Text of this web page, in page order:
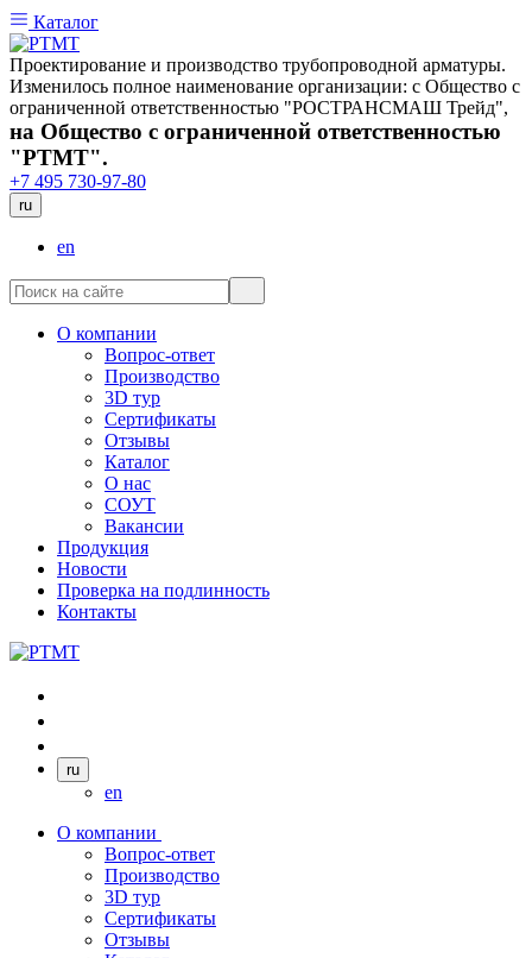
Каталог
Проектирование и производство трубопроводной арматуры.
Изменилось полное наименование организации: с Общество с
ограниченной ответственностью "РОСТРАНСМАШ Трейд",
на Общество с ограниченной ответственностью
"РТМТ".
+7 495 730-97-80
ru
en
О компании
Вопрос-ответ
Производство
3D тур
Сертификаты
Отзывы
Каталог
О нас
СОУТ
Вакансии
Продукция
Новости
Проверка на подлинность
Контакты
ru
en
О компании
Вопрос-ответ
Производство
3D тур
Сертификаты
Отзывы